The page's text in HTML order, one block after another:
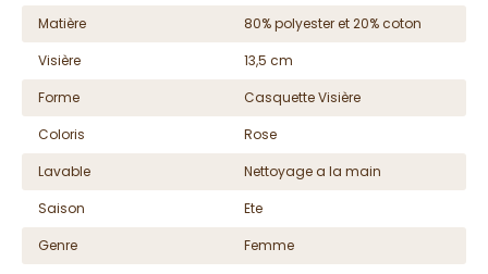
Matière
80% polyester et 20% coton
Visière
13,5 cm
Forme
Casquette Visière
Coloris
Rose
Lavable
Nettoyage a la main
Saison
Ete
Genre
Femme